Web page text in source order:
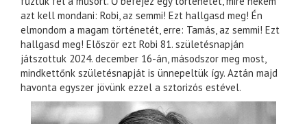
azt kell mondani: Robi, az semmi! Ezt hallgasd meg! Én
elmondom a magam történetét, erre: Tamás, az semmi! Ezt
hallgasd meg! Először ezt Robi 81. születésnapján
játszottuk 2024. december 16-án, másodszor meg most,
mindkettőnk születésnapját is ünnepeltük így. Aztán majd
havonta egyszer jövünk ezzel a sztorizós estével.